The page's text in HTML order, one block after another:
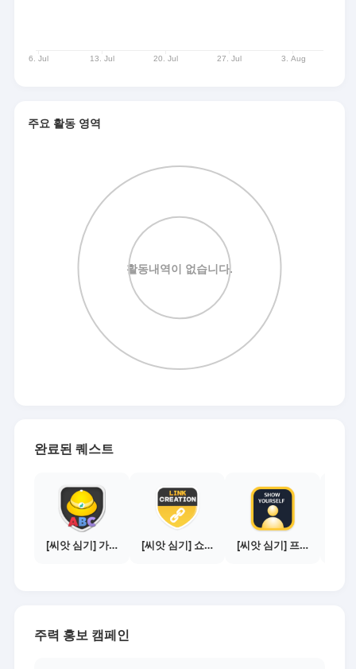
주요 활동 영역
완료된 퀘스트
[씨앗 심기] 가이드보기 - 매체별 활동 가이드 [씨앗 심기] 쇼핑몰 링크 발급하기 - 제휴몰 3곳 [씨앗 심기] 프로필 사진 등록하기
주력 홍보 캠페인